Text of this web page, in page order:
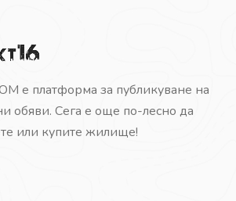
е платформа за публикуване на
обяви. Сега е още по-лесно да
или купите жилище!